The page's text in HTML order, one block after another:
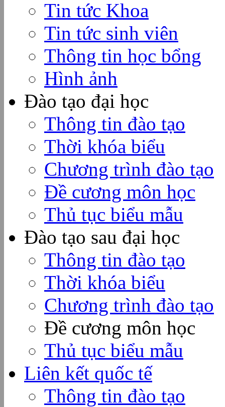
Tin tức Khoa
Tin tức sinh viên
Thông tin học bổng
Hình ảnh
Đào tạo đại học
Thông tin đào tạo
Thời khóa biểu
Chương trình đào tạo
Đề cương môn học
Thủ tục biểu mẫu
Đào tạo sau đại học
Thông tin đào tạo
Thời khóa biểu
Chương trình đào tạo
Đề cương môn học
Thủ tục biểu mẫu
Liên kết quốc tế
Thông tin đào tạo